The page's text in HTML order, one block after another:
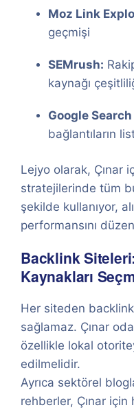
Moz Link
geçmişi
SEMrush:
kaynağı
Google
bağlantıların
Lejyo olarak, Çınar
stratejilerinde tüm
şekilde kullanıyor,
performansını
Backlink
Kaynakları
Her siteden backlink
sağlamaz. Çınar
özellikle lokal
edilmelidir.
Ayrıca sektörel
rehberler, Çınar